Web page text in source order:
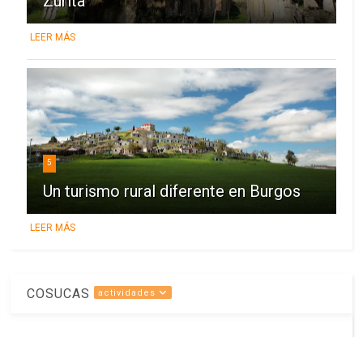
LEER MÁS
5
Un turismo rural diferente en Burgos
LEER MÁS
COSUCAS actividades